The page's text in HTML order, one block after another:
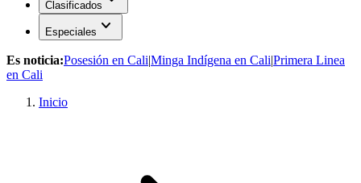
Clasificados
Especiales expand_more
Es noticia:Posesión en Cali|Minga Indígena en Cali|Primera Linea
en Cali
Inicio